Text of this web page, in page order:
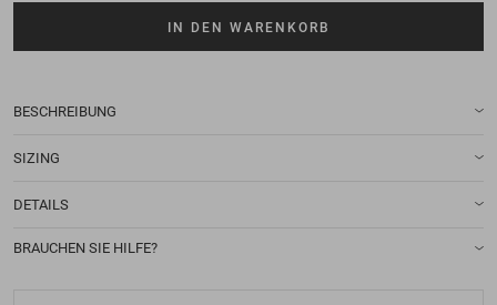
IN DEN WARENKORB
BESCHREIBUNG
SIZING
DETAILS
BRAUCHEN SIE HILFE?